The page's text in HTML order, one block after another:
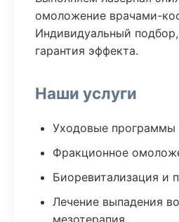
омоложение врачами-
Индивидуальный
гарантия эффекта.
Наши услуги
Уходовые программы
Фракционное
Биоревитализация и
Лечение выпадения
мезотерапия